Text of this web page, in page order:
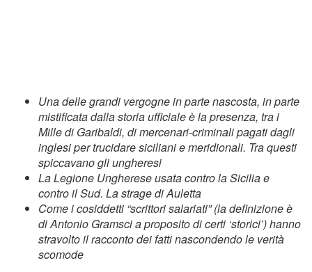
Una delle grandi vergogne in parte nascosta, in parte
mistificata dalla storia ufficiale è la presenza, tra i
Mille di Garibaldi, di mercenari-criminali pagati dagli
inglesi per trucidare siciliani e meridionali. Tra questi
spiccavano gli ungheresi
La Legione Ungherese usata contro la Sicilia e
contro il Sud. La strage di Auletta
Come i cosiddetti “scrittori salariati” (la definizione è
di Antonio Gramsci a proposito di certi ‘storici’) hanno
stravolto il racconto dei fatti nascondendo le verità
scomode